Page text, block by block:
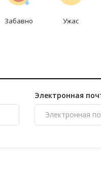
Забавно Ужас
Электронная